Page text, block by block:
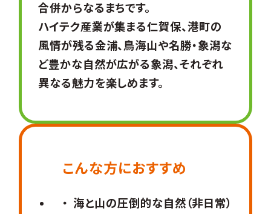
合併からなるまちです。
ハイテク産業が集まる仁賀保、港町の
風情が残る金浦、鳥海山や名勝・象潟な
ど豊かな自然が広がる象潟、それぞれ
異なる魅力を楽しめます。
こんな方におすすめ
海と山の圧倒的な自然（非日常）